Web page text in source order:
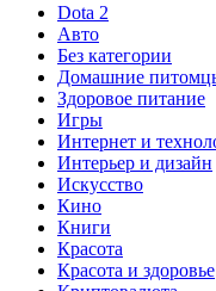
Dota 2
Авто
Без категории
Домашние
Здоровое питание
Игры
Интернет и
Интерьер и дизайн
Искусство
Кино
Книги
Красота
Красота и здоровье